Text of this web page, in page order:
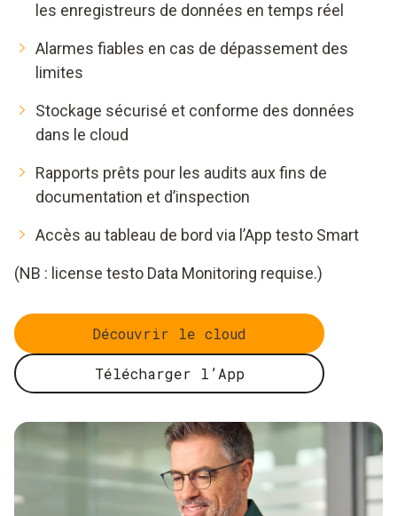
les enregistreurs de données en temps réel
Alarmes fiables en cas de dépassement des
limites
Stockage sécurisé et conforme des données
dans le cloud
Rapports prêts pour les audits aux fins de
documentation et d’inspection
Accès au tableau de bord via l’App testo Smart
(NB : license testo Data Monitoring requise.)
Découvrir le cloud
Télécharger l’App